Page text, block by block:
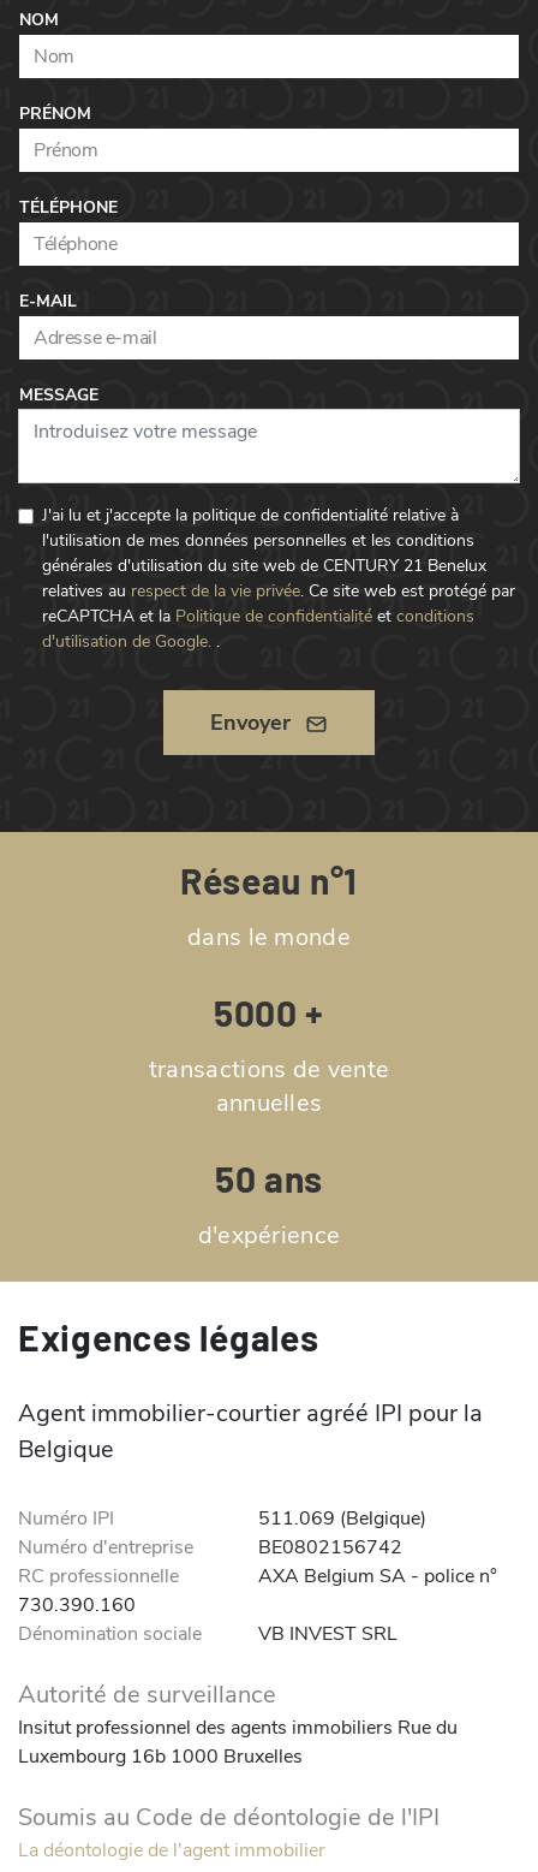
5640Mettet
NOM
PRÉNOM
TÉLÉPHONE
E-MAIL
MESSAGE
J'ai lu et j'accepte la politique de confidentialité relative à
l'utilisation de mes données personnelles et les conditions
générales d'utilisation du site web de CENTURY 21 Benelux
relatives au respect de la vie privée. Ce site web est protégé par
reCAPTCHA et la Politique de confidentialité et conditions
d'utilisation de Google. .
Envoyer
Réseau n°1
dans le monde
5000 +
transactions de vente
annuelles
50 ans
d'expérience
Exigences légales
Agent immobilier-courtier agréé IPI pour la
Belgique
Numéro IPI
511.069 (Belgique)
Numéro d'entreprise
BE0802156742
RC professionnelle
AXA Belgium SA - police n°
730.390.160
Dénomination sociale
VB INVEST SRL
Autorité de surveillance
Insitut professionnel des agents immobiliers Rue du
Luxembourg 16b 1000 Bruxelles
Soumis au Code de déontologie de l'IPI
La déontologie de l'agent immobilier